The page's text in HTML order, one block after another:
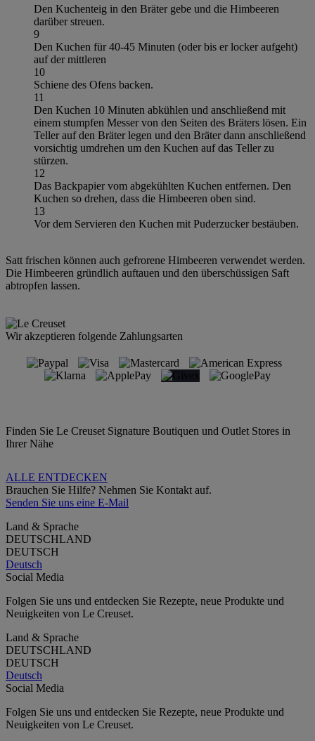
Den Kuchenteig in den Bräter gebe und die Himbeeren
darüber streuen.
9
Den Kuchen für 40-45 Minuten (oder bis er locker aufgeht)
auf der mittleren
10
Schiene des Ofens backen.
11
Den Kuchen 10 Minuten abkühlen und anschließend mit
einem stumpfen Messer von den Seiten des Bräters lösen. Ein
Teller auf den Bräter legen und den Bräter dann anschließend
vorsichtig umdrehen um den Kuchen auf das Teller zu
stürzen.
12
Das Backpapier vom abgekühlten Kuchen entfernen. Den
Kuchen so drehen, dass die Himbeeren oben sind.
13
Vor dem Servieren den Kuchen mit Puderzucker bestäuben.
Satt frischen können auch gefrorene Himbeeren verwendet werden.
Die Himbeeren gründlich auftauen und den überschüssigen Saft
abtropfen lassen.
Wir akzeptieren folgende Zahlungsarten
Finden Sie Le Creuset Signature Boutiquen und Outlet Stores in
Ihrer Nähe
ALLE ENTDECKEN
Brauchen Sie Hilfe? Nehmen Sie Kontakt auf.
Senden Sie uns eine E-Mail
Land & Sprache
DEUTSCHLAND
DEUTSCH
Deutsch
Social Media
Folgen Sie uns und entdecken Sie Rezepte, neue Produkte und
Neuigkeiten von Le Creuset.
Land & Sprache
DEUTSCHLAND
DEUTSCH
Deutsch
Social Media
Folgen Sie uns und entdecken Sie Rezepte, neue Produkte und
Neuigkeiten von Le Creuset.